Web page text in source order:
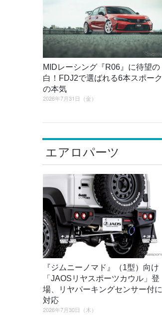
MIDレーシング『R06』に待望の
白！FDJ2で選ばれる6本スポーク
の本気
2026年7月31日（金）
エアロパーツ
『ジムニーノマド』（1型）向け
「JAOSリヤスポーツカウル」登
場、リヤパーキングセンサー付に
対応
2026年7月30日（木）